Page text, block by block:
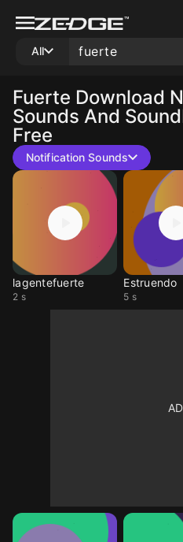
All
Fuerte Download
Sounds And
Free
Notification Sounds
lagentefuerte
2 s
Estruendo
5 s